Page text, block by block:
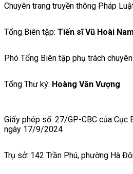
Chuyên trang truyền thông Pháp
Tổng Biên tập: Tiến sĩ Vũ Hoài Nam
Phó Tổng Biên tập phụ trách
Tổng Thư ký: Hoàng Văn Vượng
Giấy phép số: 27/GP-CBC của Cục
ngày 17/9/2024
Trụ sở: 142 Trần Phú, phường Hà